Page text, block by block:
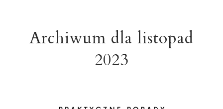
Archiwum dla listopad
2023